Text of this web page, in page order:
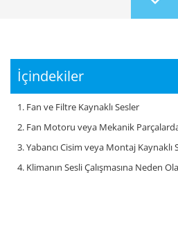
Scroll
to
İçindekiler
1. Fan ve Filtre Kaynaklı Sesler
2. Fan Motoru veya Mekanik
3. Yabancı Cisim veya Montaj Kaynaklı
4. Klimanın Sesli Çalışmasına Neden